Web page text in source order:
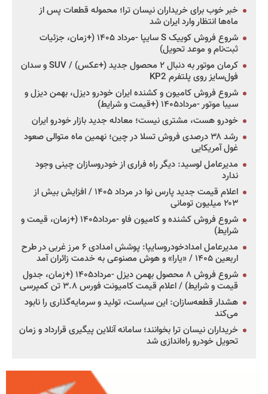
خبر خوب برای خریداران نیسان ترا؛ محموله قطعات پس از
ماه‌ها انتظار وارد ایران شد
شروع فروش کوییک S سایپا -مرداد ۱۴۰۵ (+زمان، جزئیات
ثبت‌نام و موعد تحویل)
کرمان موتور به دنبال ۲ محصول جدید (+عکس) / SUV و سدان
فول‌سایز روی پلتفرم KP2
شروع فروش کامیون و کشنده ایران خودرو دیزل، بهمن دیزل و
سیبا موتور -مرداد۱۴۰۵ (+قیمت و شرایط)
خودرو هست، مشتری نیست؛ معادله جدید بازار خودرو ایران
رشد ۳۸ درصدی فروش تسلا در چین؛ نهمین ماه متوالی صعود
غول آمریکایی
مدیرعامل لوسید: دیگر راه فراری از خودروسازان چینی وجود
ندارد
اعلام قیمت جدید پارس نوا در مرداد ۱۴۰۵ / افزایش بیش از
۲۰۳ میلیون تومانی
شروع فروش کشنده و کامیون فاو -مرداد۱۴۰۵ (+زمان، قیمت و
شرایط)
مدیرعامل امدادخودروسایپا: پوشش امدادی ۶ مرز غربی در طرح
اربعین ۱۴۰۵ / «یارا» و هوش مصنوعی به خدمت زائران آمد
شروع فروش ۸ محصول بهمن دیزل -مرداد۱۴۰۵ (+زمان، جدول
قیمت و شرایط) / اعلام قیمت کامیونت فورس ۳.۸ تن کمپرسی
هشدار قطعه‌سازان: این سیاست، تولید و سرمایه‌گذاری را نابود
می‌کند
خریداران نیسان ترا بخوانند؛ سامانه آنلاین پیگیری قرارداد و زمان
تحویل خودرو راه‌اندازی شد